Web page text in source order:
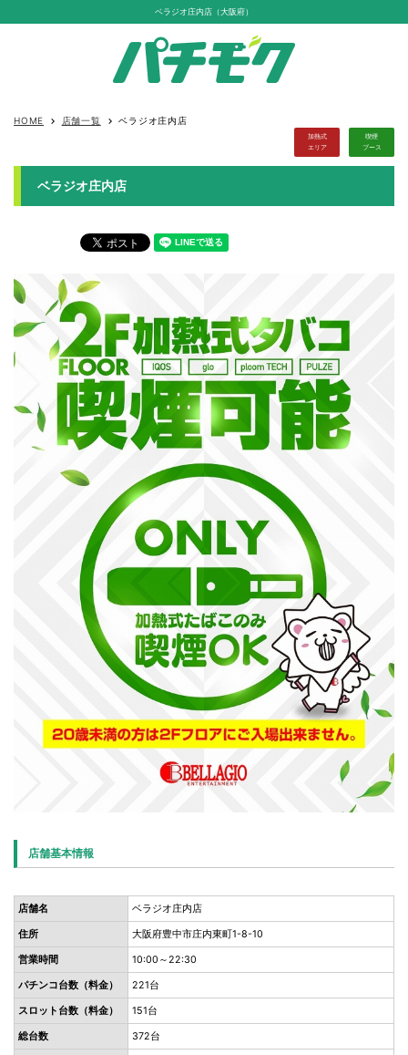
ベラジオ庄内店（大阪府）
HOME keyboard_arrow_right 店舗一覧 keyboard_arrow_right ベラジオ庄内店
加熱式
エリア
喫煙
ブース
ベラジオ庄内店
店舗基本情報
店舗名 ベラジオ庄内店
住所 大阪府豊中市庄内東町1-8-10
営業時間 10:00～22:30
パチンコ台数（料金） 221台
スロット台数（料金） 151台
総台数 372台